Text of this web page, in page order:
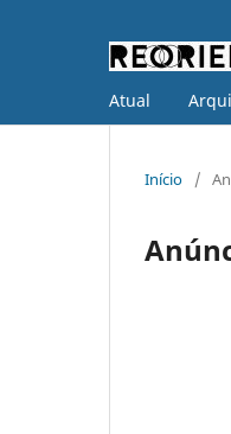
Atual
Início /